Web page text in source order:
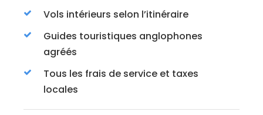
Vols intérieurs selon l’itinéraire
Guides touristiques anglophones
agréés
Tous les frais de service et taxes
locales